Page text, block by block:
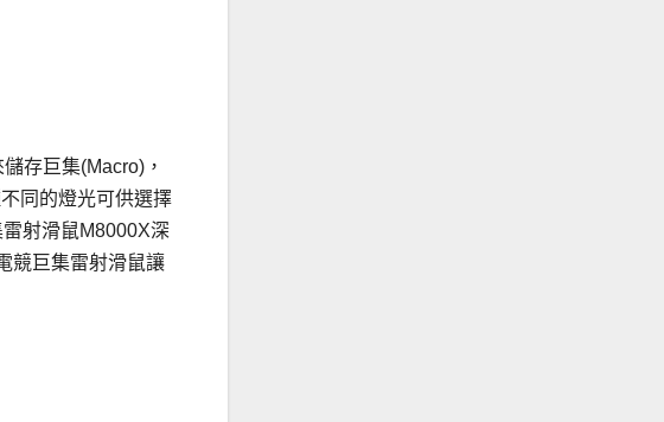
存巨集(Macro)，
同的燈光可供選擇
射滑鼠M8000X深
競巨集雷射滑鼠讓